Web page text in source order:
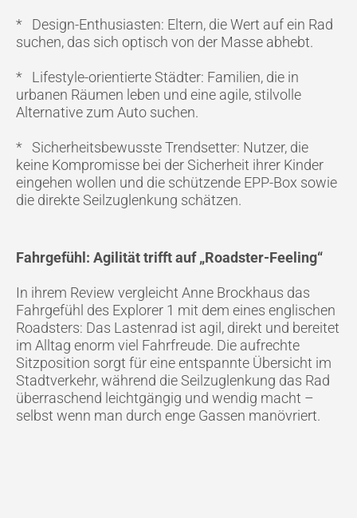
* Design-Enthusiasten: Eltern, die Wert auf ein Rad
suchen, das sich optisch von der Masse abhebt.
* Lifestyle-orientierte Städter: Familien, die in
urbanen Räumen leben und eine agile, stilvolle
Alternative zum Auto suchen.
* Sicherheitsbewusste Trendsetter: Nutzer, die
keine Kompromisse bei der Sicherheit ihrer Kinder
eingehen wollen und die schützende EPP-Box sowie
die direkte Seilzuglenkung schätzen.
Fahrgefühl: Agilität trifft auf „Roadster-Feeling“
In ihrem Review vergleicht Anne Brockhaus das
Fahrgefühl des Explorer 1 mit dem eines englischen
Roadsters: Das Lastenrad ist agil, direkt und bereitet
im Alltag enorm viel Fahrfreude. Die aufrechte
Sitzposition sorgt für eine entspannte Übersicht im
Stadtverkehr, während die Seilzuglenkung das Rad
überraschend leichtgängig und wendig macht –
selbst wenn man durch enge Gassen manövriert.